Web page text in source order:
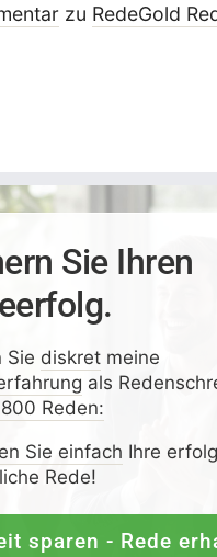
zu RedeGold
Sie Ihren
Sie diskretmeine
als
Reden:
Sie einfach Ihre
Rede!
sparen - Rede